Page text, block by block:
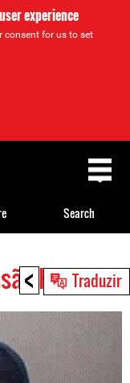
experience
consent for us to set
< Traduzir
HRDs
Search